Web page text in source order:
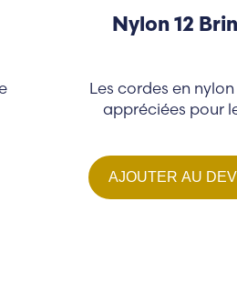
Nylon 12
Les cordes en
appréciées pour
AJOUTER AU